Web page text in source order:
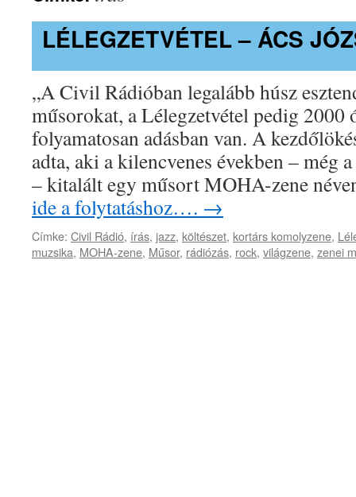
LÉLEGZETVÉTEL – ÁCS
„A Civil Rádióban legalább húsz
műsorokat, a Lélegzetvétel pedig 2000
folyamatosan adásban van. A
adta, aki a kilencvenes években – még
– kitalált egy műsort MOHA-zene
ide a folytatáshoz…. →
Címke: Civil Rádió, írás, jazz, költészet, kortárs komolyzene,
muzsika, MOHA-zene, Műsor, rádiózás, rock, világzene, zenei